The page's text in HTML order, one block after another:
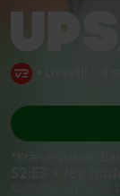
4
S2:E3 • Jeg
Kunstneren
*Kræver pakken